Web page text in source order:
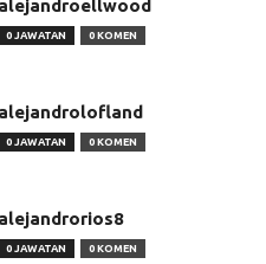
alejandroellwood
0 JAWATAN 0 KOMEN
alejandrolofland
0 JAWATAN 0 KOMEN
alejandrorios8
0 JAWATAN 0 KOMEN